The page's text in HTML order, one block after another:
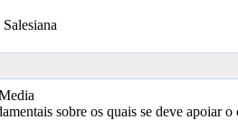
sobre os quais se deve